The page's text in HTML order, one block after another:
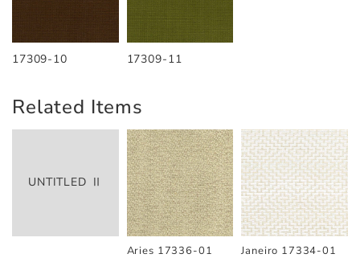
17309-10 17309-11
Related Items
UNTITLED Ⅱ
Aries 17336-01 Janeiro 17334-01